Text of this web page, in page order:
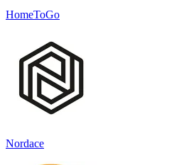
HomeToGo
Nordace